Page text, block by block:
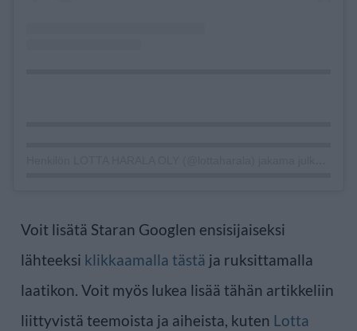
Voit lisätä Staran Googlen ensisijaiseksi
lähteeksi klikkaamalla tästä ja ruksittamalla
laatikon. Voit myös lukea lisää tähän artikkeliin
liittyvistä teemoista ja aiheista, kuten Lotta